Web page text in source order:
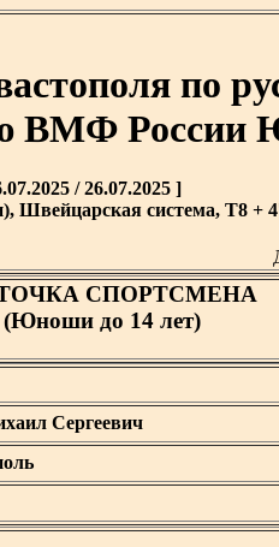
по
ВМФ России
/ 26.07.2025 ]
Швейцарская система, T8 +
СПОРТСМЕНА
(Юноши до 14 лет)
Сергеевич